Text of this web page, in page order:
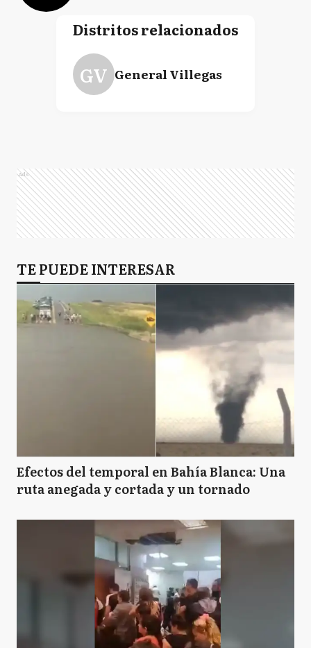
Distritos relacionados
GV General Villegas
Ads
TE PUEDE INTERESAR
Efectos del temporal en Bahía Blanca: Una
ruta anegada y cortada y un tornado